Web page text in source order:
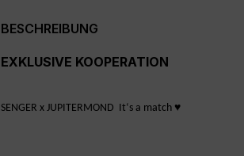
BESCHREIBUNG
EXKLUSIVE KOOPERATION
SENGER x JUPITERMOND It‘s a match ♥️